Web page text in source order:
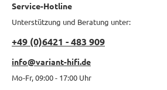
Service-Hotline
Unterstützung und Beratung unter:
+49 (0)6421 - 483 909
info@variant-hifi.de
Mo-Fr, 09:00 - 17:00 Uhr